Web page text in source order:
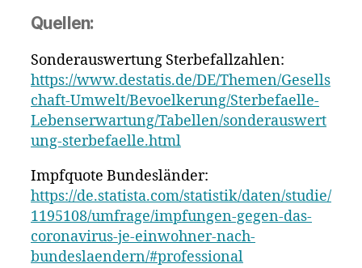
Quellen:
Sonderauswertung Sterbefallzahlen:
https://www.destatis.de/DE/Themen/Gesells
chaft-Umwelt/Bevoelkerung/Sterbefaelle-
Lebenserwartung/Tabellen/sonderauswert
ung-sterbefaelle.html
Impfquote Bundesländer:
https://de.statista.com/statistik/daten/studie/
1195108/umfrage/impfungen-gegen-das-
coronavirus-je-einwohner-nach-
bundeslaendern/#professional